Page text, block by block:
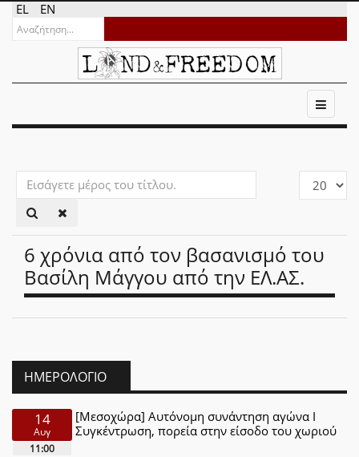
EL EN
Εισάγετε
μέρος
του
τίτλου.
Εμφάνιση
6 χρόνια από τον βασανισμό του
Βασίλη Μάγγου από την ΕΛ.ΑΣ.
ΗΜΕΡΟΛΌΓΙΟ
14
Αυγ
11:00
[Μεσοχώρα] Αυτόνομη συνάντηση αγώνα Ι
Συγκέντρωση, πορεία στην είσοδο του χωριού